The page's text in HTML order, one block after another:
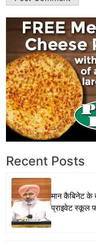
Recent Posts
मान कैबिनेट के
प्राइवेट स्कूल